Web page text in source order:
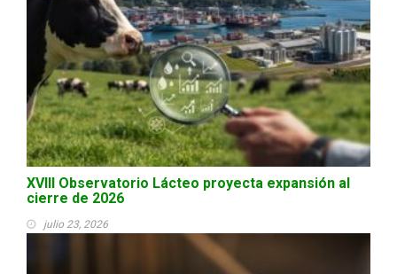
XVIII Observatorio Lácteo proyecta expansión al
cierre de 2026
julio 23, 2026